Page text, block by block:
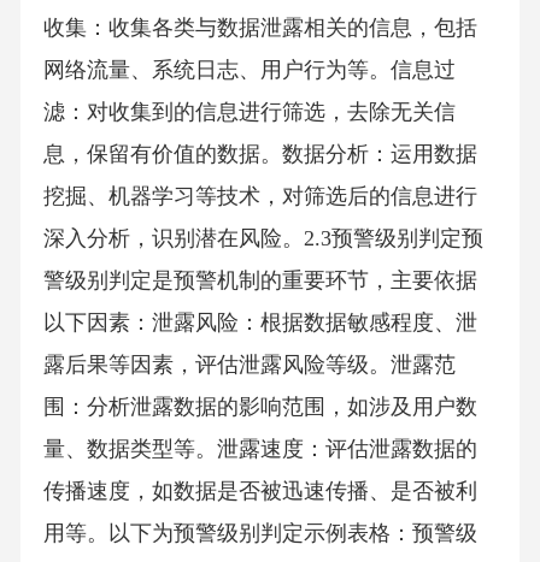
收集：收集各类与数据泄露相关的信息，包括
网络流量、系统日志、用户行为等。信息过
滤：对收集到的信息进行筛选，去除无关信
息，保留有价值的数据。数据分析：运用数据
挖掘、机器学习等技术，对筛选后的信息进行
深入分析，识别潜在风险。2.3预警级别判定预
警级别判定是预警机制的重要环节，主要依据
以下因素：泄露风险：根据数据敏感程度、泄
露后果等因素，评估泄露风险等级。泄露范
围：分析泄露数据的影响范围，如涉及用户数
量、数据类型等。泄露速度：评估泄露数据的
传播速度，如数据是否被迅速传播、是否被利
用等。以下为预警级别判定示例表格：预警级